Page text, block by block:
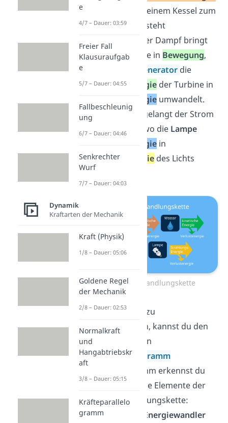
bringt Wasser in einem Kessel zum
Kochen — es entsteht
Wasserdampf. Der Dampf bringt
dann eine Turbine in Bewegung,
woraufhin ein
Generator die
Bewegungsenergieder Turbine in
elektrische Energieumwandelt.
Über Leitungen gelangt der Strom
in dein Zimmer, wo die Lampe
elektrische Energiein
Strahlungsenergiedes Lichts
verwertet.
Energieumwandlungskette
Um den Prozess zu
veranschaulichen, kannst du den
Energiefluss in ein
Energieflussdiagramm
überführen. In ihm erkennst du
auf einen Blick alle Elemente der
Energieumwandlungskette:
Energieformen,
Energiewandler
e
4/7 – Dauer: 03:59
Freier Fall
Klausuraufgab
e
5/7 – Dauer: 04:55
Fallbeschleunig
ung
6/7 – Dauer: 04:46
Senkrechter
Wurf
7/7 – Dauer: 04:03
Dynamik
Kraftarten der Mechanik
Kraft (Physik)
1/8 – Dauer: 05:06
Goldene Regel
der Mechanik
2/8 – Dauer: 02:53
Normalkraft
und
Hangabtriebskr
aft
3/8 – Dauer: 05:15
Kräfteparallelo
gramm